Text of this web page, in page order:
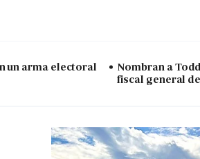
un arma electoral
Nombran a
fiscal general de